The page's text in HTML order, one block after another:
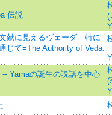
伝説
(
献に見えるヴェーダ 特に
じて=The Authority of Veda:
Yamaの誕生の説話を中心
(